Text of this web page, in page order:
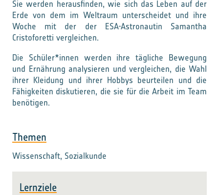
Sie werden herausfinden, wie sich das Leben auf der
Erde von dem im Weltraum unterscheidet und ihre
Woche mit der der ESA-Astronautin Samantha
Cristoforetti vergleichen.
Die Schüler*innen werden ihre tägliche Bewegung
und Ernährung analysieren und vergleichen, die Wahl
ihrer Kleidung und ihrer Hobbys beurteilen und die
Fähigkeiten diskutieren, die sie für die Arbeit im Team
benötigen.
Themen
Wissenschaft, Sozialkunde
Lernziele